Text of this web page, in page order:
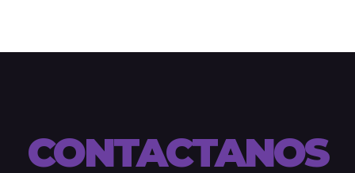
CONTACTANOS